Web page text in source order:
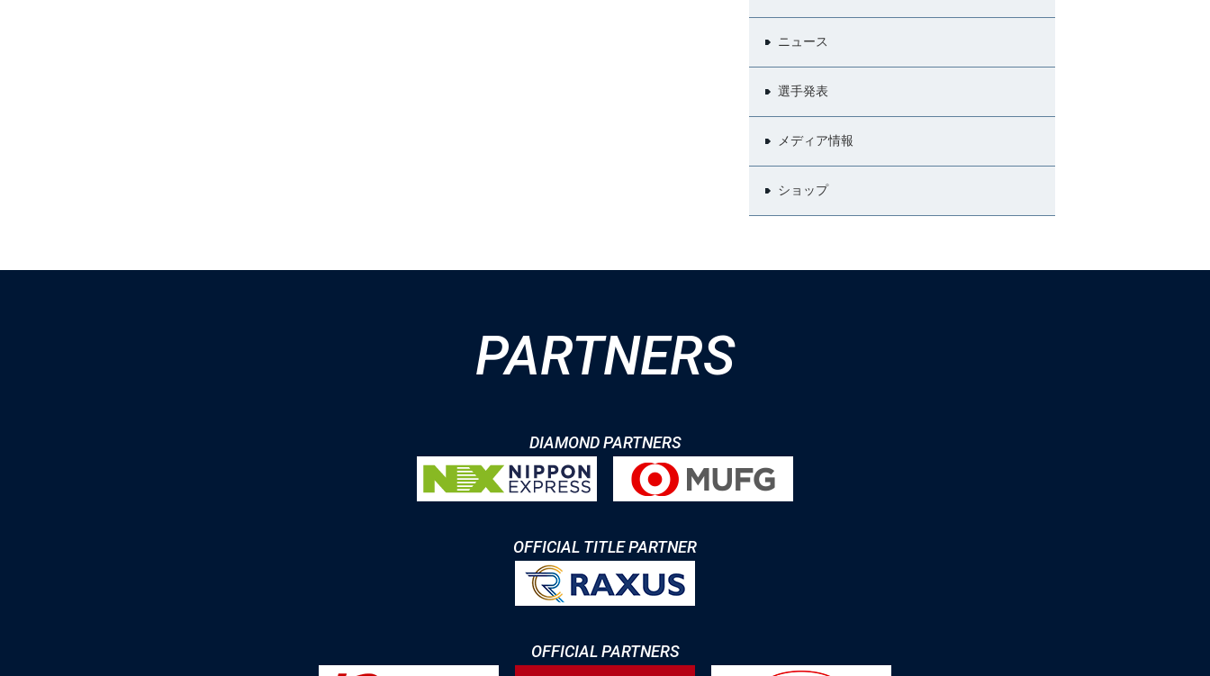
ニュース
選手発表
メディア情報
ショップ
PARTNERS
DIAMOND PARTNERS
OFFICIAL TITLE PARTNER
OFFICIAL PARTNERS